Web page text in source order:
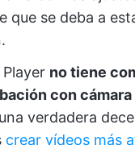
que se deba a
no tiene
con
verdadera
crear vídeos más